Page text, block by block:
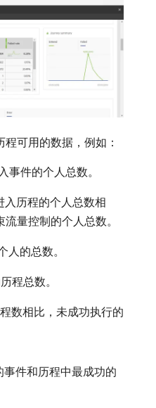
程可用的数据，例如：
事件的个人总数。
入历程的个人总数相
量控制的个人总数。
人的总数。
程总数。
数相比，未成功执行的
件和历程中最成功的